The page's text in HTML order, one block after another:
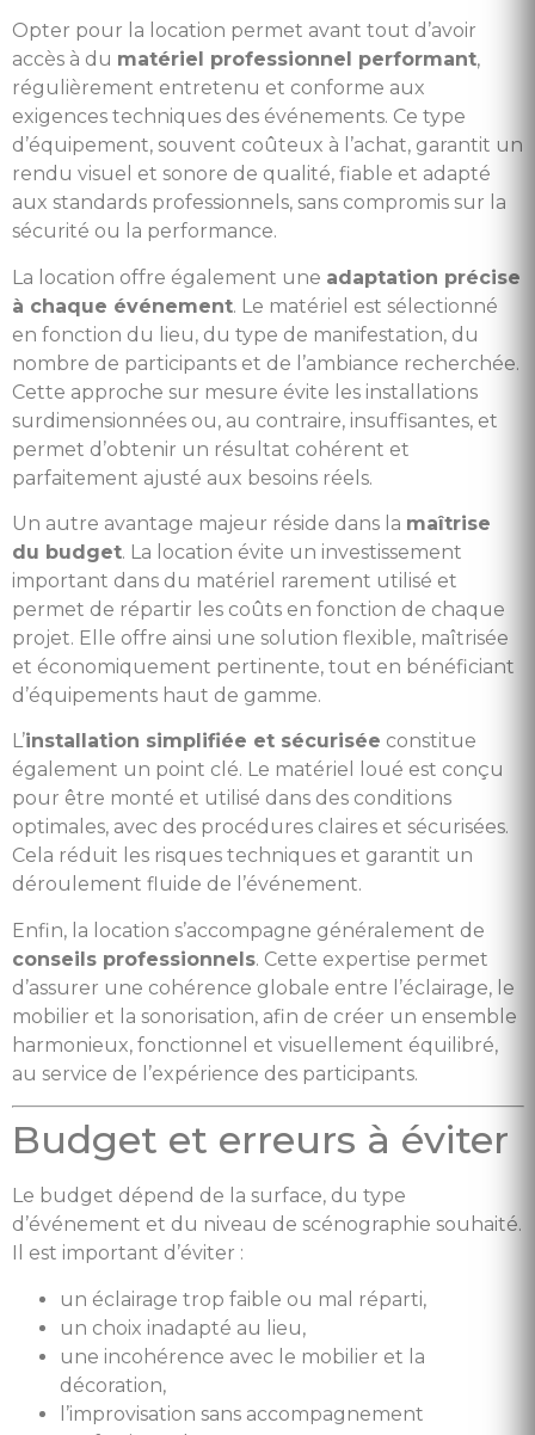
Opter pour la location permet avant tout d’avoir
accès à du matériel professionnel performant,
régulièrement entretenu et conforme aux
exigences techniques des événements. Ce type
d’équipement, souvent coûteux à l’achat, garantit un
rendu visuel et sonore de qualité, fiable et adapté
aux standards professionnels, sans compromis sur la
sécurité ou la performance.
La location offre également une adaptation précise
à chaque événement. Le matériel est sélectionné
en fonction du lieu, du type de manifestation, du
nombre de participants et de l’ambiance recherchée.
Cette approche sur mesure évite les installations
surdimensionnées ou, au contraire, insuffisantes, et
permet d’obtenir un résultat cohérent et
parfaitement ajusté aux besoins réels.
Un autre avantage majeur réside dans la maîtrise
du budget. La location évite un investissement
important dans du matériel rarement utilisé et
permet de répartir les coûts en fonction de chaque
projet. Elle offre ainsi une solution flexible, maîtrisée
et économiquement pertinente, tout en bénéficiant
d’équipements haut de gamme.
L’installation simplifiée et sécurisée constitue
également un point clé. Le matériel loué est conçu
pour être monté et utilisé dans des conditions
optimales, avec des procédures claires et sécurisées.
Cela réduit les risques techniques et garantit un
déroulement fluide de l’événement.
Enfin, la location s’accompagne généralement de
conseils professionnels. Cette expertise permet
d’assurer une cohérence globale entre l’éclairage, le
mobilier et la sonorisation, afin de créer un ensemble
harmonieux, fonctionnel et visuellement équilibré,
au service de l’expérience des participants.
Budget et erreurs à éviter
Le budget dépend de la surface, du type
d’événement et du niveau de scénographie souhaité.
Il est important d’éviter :
un éclairage trop faible ou mal réparti,
un choix inadapté au lieu,
une incohérence avec le mobilier et la
décoration,
l’improvisation sans accompagnement